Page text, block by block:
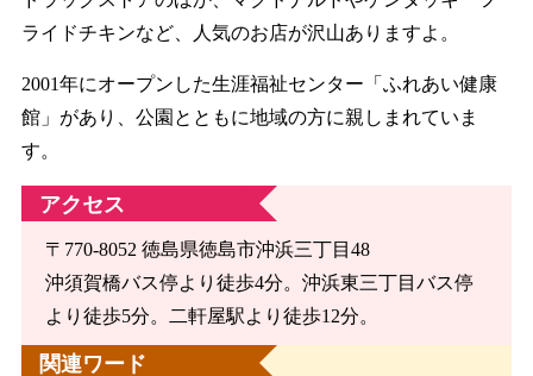
ライドチキンなど、人気のお店が沢山ありますよ。
2001年にオープンした生涯福祉センター「ふれあい健康
館」があり、公園とともに地域の方に親しまれていま
す。
アクセス
〒770-8052 徳島県徳島市沖浜三丁目48
沖須賀橋バス停より徒歩4分。沖浜東三丁目バス停
より徒歩5分。二軒屋駅より徒歩12分。
関連ワード